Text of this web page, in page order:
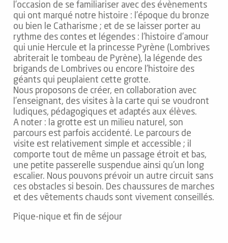
l’occasion de se familiariser avec des évènements
qui ont marqué notre histoire : l’époque du bronze
ou bien le Catharisme ; et de se laisser porter au
rythme des contes et légendes : l’histoire d’amour
qui unie Hercule et la princesse Pyrène (Lombrives
abriterait le tombeau de Pyrène), la légende des
brigands de Lombrives ou encore l’histoire des
géants qui peuplaient cette grotte.
Nous proposons de créer, en collaboration avec
l’enseignant, des visites à la carte qui se voudront
ludiques, pédagogiques et adaptés aux élèves.
A noter : la grotte est un milieu naturel, son
parcours est parfois accidenté. Le parcours de
visite est relativement simple et accessible ; il
comporte tout de même un passage étroit et bas,
une petite passerelle suspendue ainsi qu’un long
escalier. Nous pouvons prévoir un autre circuit sans
ces obstacles si besoin. Des chaussures de marches
et des vêtements chauds sont vivement conseillés.
Pique-nique et fin de séjour